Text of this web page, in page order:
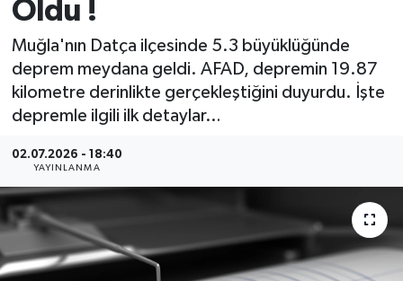
Oldu !
Muğla'nın Datça ilçesinde 5.3 büyüklüğünde
deprem meydana geldi. AFAD, depremin 19.87
kilometre derinlikte gerçekleştiğini duyurdu. İşte
depremle ilgili ilk detaylar…
02.07.2026 - 18:40
YAYINLANMA
MAGAZİN
ÖZEL HABER
RESMİ İLANLAR
SAĞLIK
SİYASET
SOSYAL YARDIMLAR